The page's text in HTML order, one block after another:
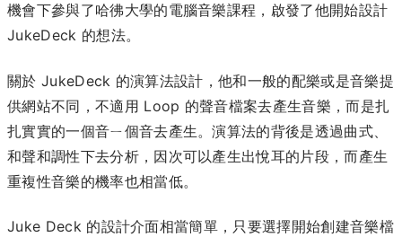
機會下參與了哈彿大學的電腦音樂課程，啟發了他開始設計
JukeDeck 的想法。
關於 JukeDeck 的演算法設計，他和一般的配樂或是音樂提
供網站不同，不適用 Loop 的聲音檔案去產生音樂，而是扎
扎實實的一個音ㄧ個音去產生。演算法的背後是透過曲式、
和聲和調性下去分析，因次可以產生出悅耳的片段，而產生
重複性音樂的機率也相當低。
Juke Deck 的設計介面相當簡單，只要選擇開始創建音樂檔